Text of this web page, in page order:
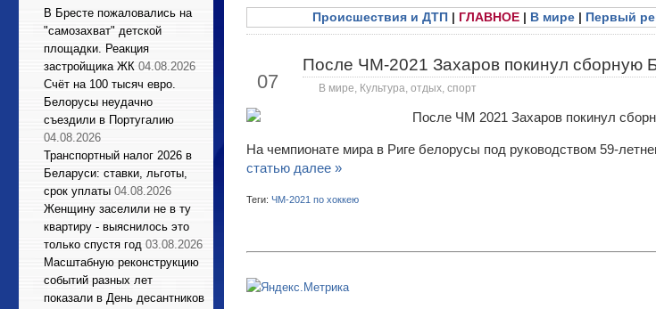
В Бресте пожаловались на
"самозахват" детской
площадки. Реакция
застройщика ЖК 04.08.2026
Счёт на 100 тысяч евро.
Белорусы неудачно
съездили в Португалию
04.08.2026
Транспортный налог 2026 в
Беларуси: ставки, льготы,
срок уплаты 04.08.2026
Женщину заселили не в ту
квартиру - выяснилось это
только спустя год 03.08.2026
Масштабную реконструкцию
событий разных лет
показали в День десантников
Происшествия и ДТП| ГЛАВНОЕ| В мире| Первый
07
После ЧМ-2021 Захаров покинул сборную
В мире Культура, отдых, спорт
На чемпионате мира в Риге белорусы под руководством 59-
статью далее »
Теги: ЧМ-2021 по хоккею